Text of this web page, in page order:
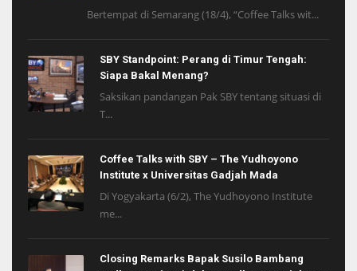
Bertempat di Semarang (18/4), “Coffee Talks wit...
SBY Standpoint: Perang di Timur Tengah:
Siapa Bakal Menang?
Saksikan pandangan Pak SBY tentang situasi di
T...
Coffee Talks with SBY – The Yudhoyono
Institute x Universitas Gadjah Mada
Di Yogyakarta (6/2), The Yudhoyono Institute
me...
Closing Remarks Bapak Susilo Bambang